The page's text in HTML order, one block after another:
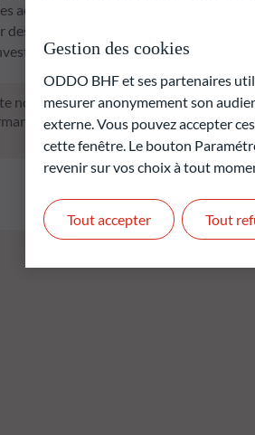
actions inclus dans l'indice MSCI
des critères de valorisation et de
de participer à la
notamment un risque de perte en
passées ne préjugent pas des
Gestion des cookies
ODDO BHF et ses partenaires
mesurer anonymement son
externe. Vous pouvez accepter
cette fenêtre. Le bouton
revenir sur vos choix à tout
Tout
Tout accepter